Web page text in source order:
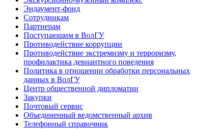
Эндаумент-фонд
Сотрудникам
Партнерам
Поступающим в ВолГУ
Противодействие коррупции
Противодействие экстремизму и терроризму,
профилактика девиантного поведения
Политика в отношении обработки персональных
данных в ВолГУ
Центр общественной дипломатии
Закупки
Почтовый сервис
Объединенный ведомственный архив
Телефонный справочник